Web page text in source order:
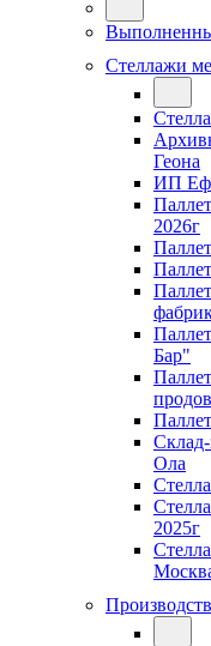
Стеллажи
Геона
ИП
2026г
Бар"
Ола
2025г